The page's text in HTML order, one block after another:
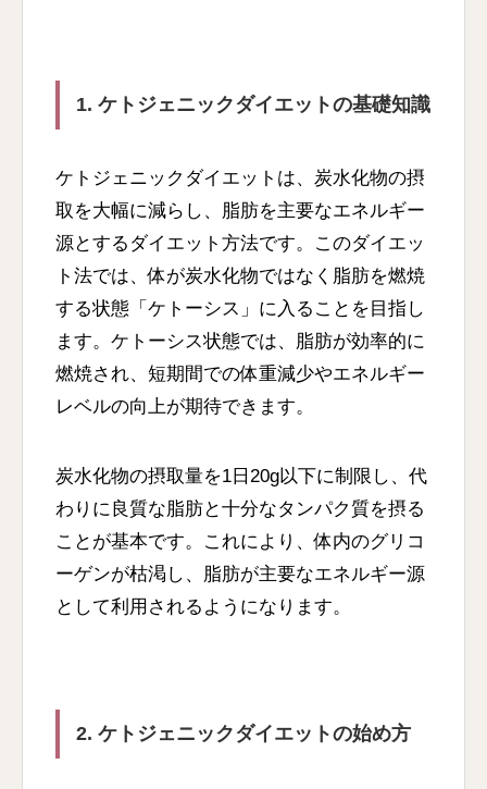
1. ケトジェニックダイエットの基礎知識
ケトジェニックダイエットは、炭水化物の摂
取を大幅に減らし、脂肪を主要なエネルギー
源とするダイエット方法です。このダイエッ
ト法では、体が炭水化物ではなく脂肪を燃焼
する状態「ケトーシス」に入ることを目指し
ます。ケトーシス状態では、脂肪が効率的に
燃焼され、短期間での体重減少やエネルギー
レベルの向上が期待できます。
炭水化物の摂取量を1日20g以下に制限し、代
わりに良質な脂肪と十分なタンパク質を摂る
ことが基本です。これにより、体内のグリコ
ーゲンが枯渇し、脂肪が主要なエネルギー源
として利用されるようになります。
2. ケトジェニックダイエットの始め方